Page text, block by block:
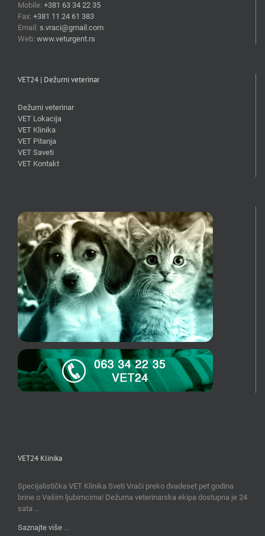
Mobile: +381 63 34 22 35
Fax: +381 11 24 61 383
Email: s.vraci@gmail.com
Web: www.veturgent.rs
VET24 | Dežurni veterinar
Dežurni veterinar
VET Lokacija
VET Klinika
VET Pitanja
VET Saveti
VET Kontakt
VET24 Klinika
Specijalistička VET Klinika Sveti Vrači preko dvadeset pet godina
brine o Vašim ljubimcima! Dežurna veterinarska ekipa dostupna je 24
sata …
Saznajte više …